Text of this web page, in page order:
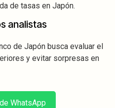
de tasas en Japón.
analistas
de Japón busca evaluar el
y evitar sorpresas en
WhatsApp